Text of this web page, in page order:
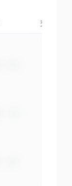
交易产品